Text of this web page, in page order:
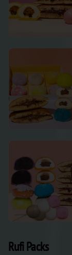
Rufi Packs